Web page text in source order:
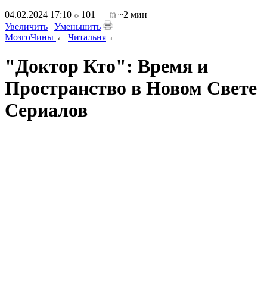
04.02.2024 17:10
101
~2 мин
Увеличить | Уменьшить
МозгоЧины ← Читальня ←
"Доктор Кто": Время и
Пространство в Новом Свете
Сериалов